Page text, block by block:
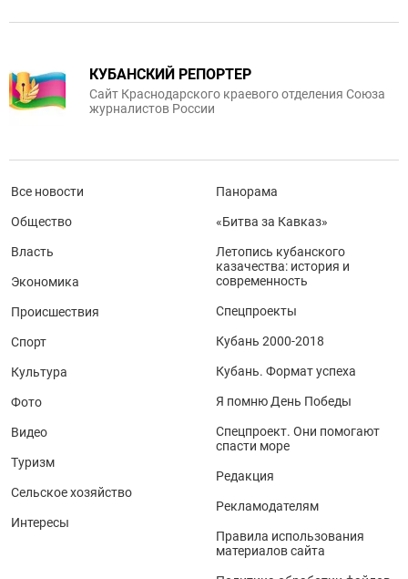
КУБАНСКИЙ РЕПОРТЕР
Сайт Краснодарского краевого отделения Союза
журналистов России
Все новости
Общество
Власть
Экономика
Происшествия
Спорт
Культура
Фото
Видео
Туризм
Сельское хозяйство
Интересы
Панорама
«Битва за Кавказ»
Летопись кубанского
казачества: история и
современность
Спецпроекты
Кубань 2000-2018
Кубань. Формат успеха
Я помню День Победы
Спецпроект. Они помогают
спасти море
Редакция
Рекламодателям
Правила использования
материалов сайта